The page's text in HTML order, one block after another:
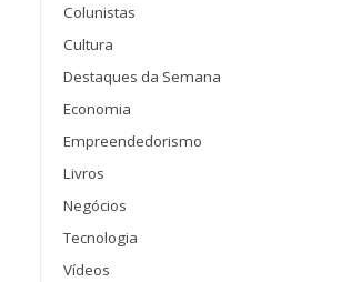
Colunistas
Cultura
Destaques da Semana
Economia
Empreendedorismo
Livros
Negócios
Tecnologia
Vídeos